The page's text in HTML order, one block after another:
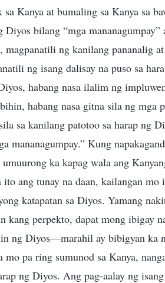
Kanya at bumaling sa Kanya sa
Diyos bilang “mga
magpanatili ng kanilang pananalig
ng isang dalisay na puso sa
habang nasa ilalim ng
habang nasa gitna sila ng mga
sa kanilang patotoo sa harap ng
mananagumpay.” Kung
ka kapag wala ang
ang tunay na daan, kailangan
katapatan sa Diyos. Yamang
kang perpekto, dapat mong ibigay
ng Diyos—marahil ay bibigyan ka
pa ring sumunod sa Kanya,
ng Diyos. Ang pag-aalay ng